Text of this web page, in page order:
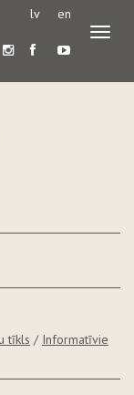
lv en
tīkls / Informatīvie